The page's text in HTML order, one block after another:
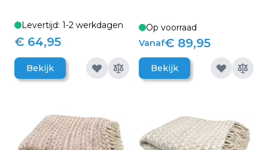
Levertijd: 1-2 werkdagen
€ 64,95
Bekijk
Op voorraad
Vanaf€ 89,95
Bekijk